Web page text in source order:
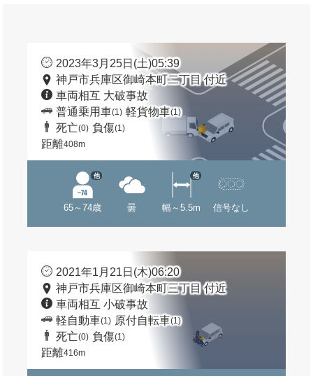
2023年3月25日(土)05:39
神戸市兵庫区御崎本町二丁目 付近
車両相互 大破事故
普通乗用車(1) 軽貨物車(1)
死亡(0) 負傷(1)
距離408m
65～74歳
他
曇 幅～5.5m
他
信号なし
2021年1月21日(木)06:20
神戸市兵庫区御崎本町三丁目 付近
車両相互 小破事故
軽自動車(1) 原付自転車(1)
死亡(0) 負傷(1)
距離416m